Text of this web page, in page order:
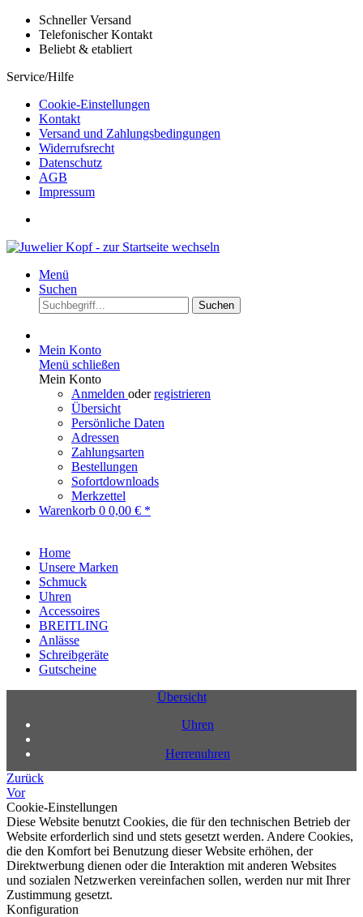
Schneller Versand
Telefonischer Kontakt
Beliebt & etabliert
Service/Hilfe
Cookie-Einstellungen
Kontakt
Versand und Zahlungsbedingungen
Widerrufsrecht
Datenschutz
AGB
Impressum
Menü
Suchen
Suchen
Mein Konto
Menü schließen
Mein Konto
Anmelden oderregistrieren
Übersicht
Persönliche Daten
Adressen
Zahlungsarten
Bestellungen
Sofortdownloads
Merkzettel
Warenkorb 0 0,00 € *
Home
Unsere Marken
Schmuck
Uhren
Accessoires
BREITLING
Anlässe
Schreibgeräte
Gutscheine
Übersicht
Uhren
Herrenuhren
Zurück
Vor
Cookie-Einstellungen
Diese Website benutzt Cookies, die für den technischen Betrieb der
Website erforderlich sind und stets gesetzt werden. Andere Cookies,
die den Komfort bei Benutzung dieser Website erhöhen, der
Direktwerbung dienen oder die Interaktion mit anderen Websites
und sozialen Netzwerken vereinfachen sollen, werden nur mit Ihrer
Zustimmung gesetzt.
Konfiguration